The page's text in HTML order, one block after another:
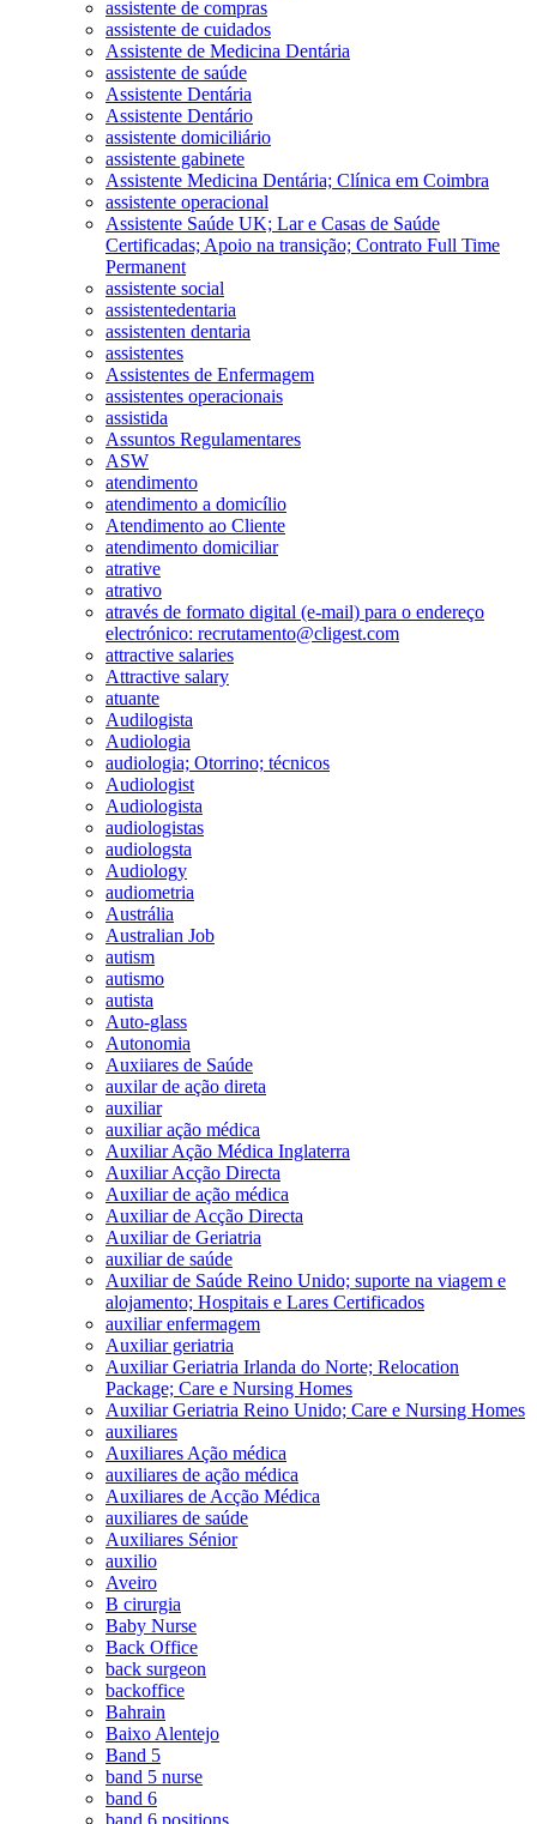
assistente de compras
assistente de cuidados
Assistente de Medicina Dentária
assistente de saúde
Assistente Dentária
Assistente Dentário
assistente domiciliário
assistente gabinete
Assistente Medicina Dentária; Clínica em Coimbra
assistente operacional
Assistente Saúde UK; Lar e Casas de Saúde
Certificadas; Apoio na transição; Contrato Full Time
Permanent
assistente social
assistentedentaria
assistenten dentaria
assistentes
Assistentes de Enfermagem
assistentes operacionais
assistida
Assuntos Regulamentares
ASW
atendimento
atendimento a domicílio
Atendimento ao Cliente
atendimento domiciliar
atrative
atrativo
através de formato digital (e-mail) para o endereço
electrónico: recrutamento@cligest.com
attractive salaries
Attractive salary
atuante
Audilogista
Audiologia
audiologia; Otorrino; técnicos
Audiologist
Audiologista
audiologistas
audiologsta
Audiology
audiometria
Austrália
Australian Job
autism
autismo
autista
Auto-glass
Autonomia
Auxiiares de Saúde
auxilar de ação direta
auxiliar
auxiliar ação médica
Auxiliar Ação Médica Inglaterra
Auxiliar Acção Directa
Auxiliar de ação médica
Auxiliar de Acção Directa
Auxiliar de Geriatria
auxiliar de saúde
Auxiliar de Saúde Reino Unido; suporte na viagem e
alojamento; Hospitais e Lares Certificados
auxiliar enfermagem
Auxiliar geriatria
Auxiliar Geriatria Irlanda do Norte; Relocation
Package; Care e Nursing Homes
Auxiliar Geriatria Reino Unido; Care e Nursing Homes
auxiliares
Auxiliares Ação médica
auxiliares de ação médica
Auxiliares de Acção Médica
auxiliares de saúde
Auxiliares Sénior
auxilio
Aveiro
B cirurgia
Baby Nurse
Back Office
back surgeon
backoffice
Bahrain
Baixo Alentejo
Band 5
band 5 nurse
band 6
band 6 positions